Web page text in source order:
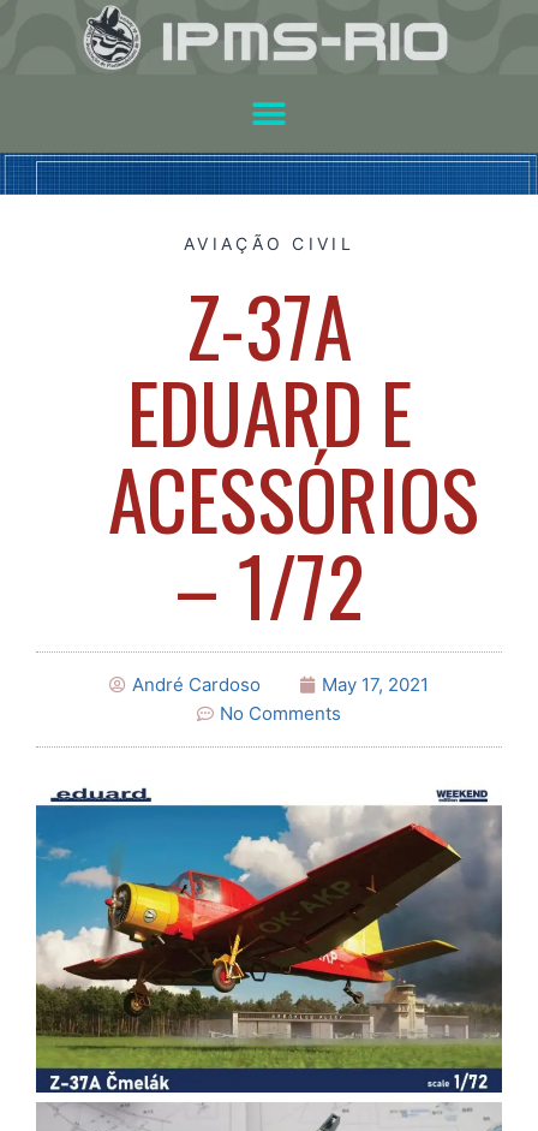
AVIAÇÃO CIVIL
Z-37A
EDUARD E
ACESSÓRIOS
– 1/72
André Cardoso
May 17, 2021
No Comments